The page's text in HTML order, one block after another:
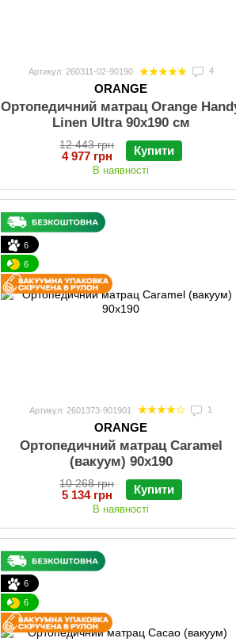
Артикул: 260311-02-90190 4
ORANGE
Ортопедичний матрац Orange
Linen Ultra 90х190 см
12 443 грн
4 977 грн Купити
В наявності
6
6
Артикул: 2601373-901901 1
ORANGE
Ортопедичний матрац Caramel
(вакуум) 90х190
10 268 грн
5 134 грн Купити
В наявності
6
6